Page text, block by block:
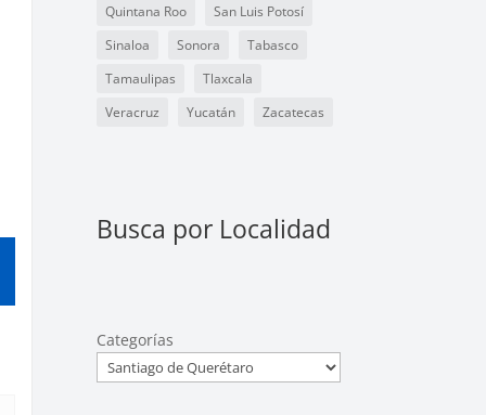
Quintana Roo
San Luis Potosí
Sinaloa
Sonora
Tabasco
Tamaulipas
Tlaxcala
Veracruz
Yucatán Zacatecas
Busca por Localidad
Categorías